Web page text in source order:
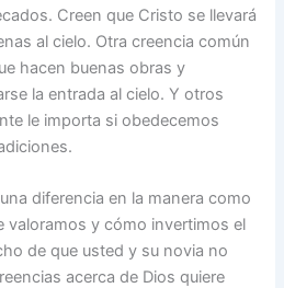
Creen que Cristo se llevará
al cielo. Otra creencia común
hacen buenas obras y
la entrada al cielo. Y otros
le importa si obedecemos
diferencia en la manera como
valoramos y cómo invertimos el
de que usted y su novia no
acerca de Dios quiere